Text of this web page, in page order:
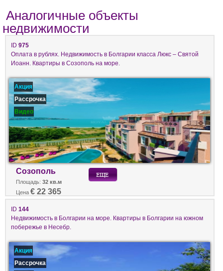
Аналогичные объекты
недвижимости
ID 975
Оплата в рублях. Недвижимость в Болгарии класса Люкс – Святой
Иоанн. Квартиры в Созополь на море.
Акция
Рассрочка
Видео
Созополь
Площадь: 32 кв.м
Цена € 22 365
ID 144
Недвижимость в Болгарии на море. Квартиры в Болгарии на южном
побережье в Несебр.
Акция
Рассрочка